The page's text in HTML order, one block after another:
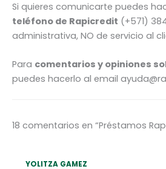
Si quieres comunicarte puedes
teléfono de Rapicredit (+571)
administrativa, NO de servicio al
Para comentarios y opiniones
puedes hacerlo al email
18 comentarios en “Préstamos
YOLITZA GAMEZ